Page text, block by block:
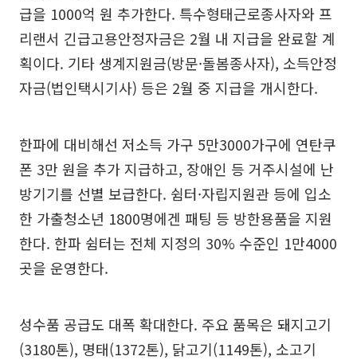
급을 1000억 원 추가한다. 특수형태근로종사자와 프
리랜서 긴급고용안정자금은 2월 내 지급을 완료할 계
획이다. 기타 생계지원금(방문·돌봄종사자), 소득안정
자금(법인택시기사) 등은 2월 중 지급을 개시한다.
한파에 대비해선 저소득 가구 5만3000가구에 연탄쿠
폰 3만 원을 추가 지급하고, 장애인 등 거주시설에 난
방기기를 선별 보급한다. 쉼터·자립지원관 등에 입소
한 가출청소년 1800명에겐 패팅 등 방한용품을 지원
한다. 한파 쉼터는 전체 지정의 30% 수준인 1만4000
곳을 운영한다.
성수품 공급도 대폭 확대한다. 주요 품목은 돼지고기
(3180톤), 명태(1372톤), 닭고기(1149톤), 소고기